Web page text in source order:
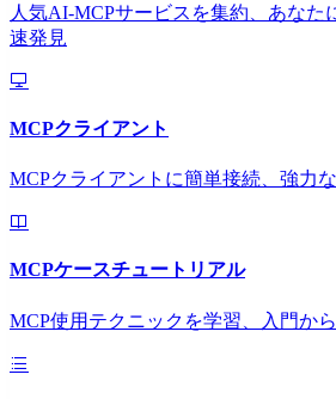
人気AI-MCPサービスを集約、あなた
速発見
MCPクライアント
MCPクライアントに簡単接続、強力
MCPケースチュートリアル
MCP使用テクニックを学習、入門か